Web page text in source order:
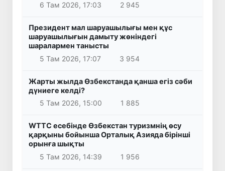
6 Там 2026, 17:03
2 945
Президент мал шаруашылығы мен құс
шаруашылығын дамыту жөніндегі
шаралармен танысты
5 Там 2026, 17:07
3 954
Жарты жылда Өзбекстанда қанша егіз сәби
дүниеге келді?
5 Там 2026, 15:00
1 885
WTTC есебінде Өзбекстан туризмнің өсу
қарқыны бойынша Орталық Азияда бірінші
орынға шықты
5 Там 2026, 14:39
1 956